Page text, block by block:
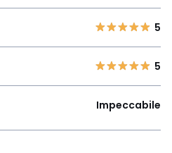
5
5
Impeccabile